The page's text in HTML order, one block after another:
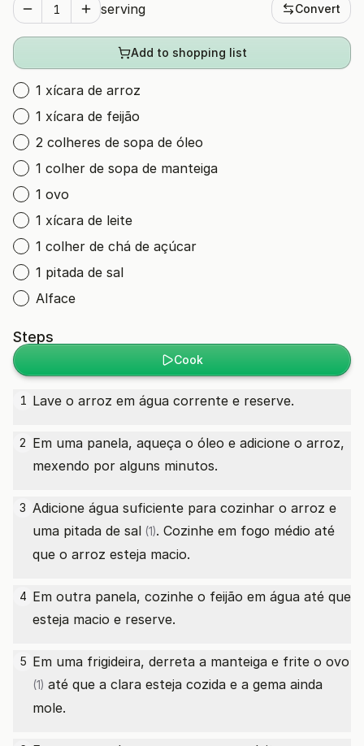
serving Convert
Add to shopping list
1 xícara de arroz
1 xícara de feijão
2 colheres de sopa de óleo
1 colher de sopa de manteiga
1 ovo
1 xícara de leite
1 colher de chá de açúcar
1 pitada de sal
Alface
Steps
Cook
1 Lave o arroz em água corrente e reserve.
2 Em uma panela, aqueça o óleo e adicione o arroz,
mexendo por alguns minutos.
3 Adicione água suficiente para cozinhar o arroz e
uma pitada de sal (1). Cozinhe em fogo médio até
que o arroz esteja macio.
4 Em outra panela, cozinhe o feijão em água até que
esteja macio e reserve.
5 Em uma frigideira, derreta a manteiga e frite o ovo
(1) até que a clara esteja cozida e a gema ainda
mole.